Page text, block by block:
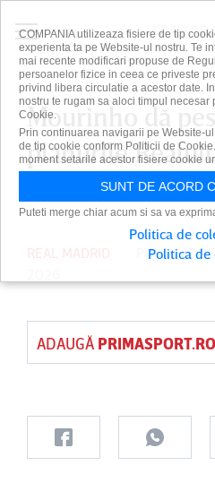
Mourinho dă
planurile
rămân la
PUBLICAT
ADAUGĂ PRIMASPORT.RO
COMPANIA utilizeaza fisiere de tip
experienta ta pe Website-ul nostru. Te
mai recente modificari propuse de
persoanelor fizice in ceea ce priveste
privind libera circulatie a acestor date.
nostru te rugam sa aloci timpul
Cookie.
Prin continuarea navigarii pe Website-
de tip cookie conform Politicii de
moment setarile acestor fisiere cookie
SUNT DE ACORD
Puteti merge chiar acum si sa va
Politica de
Politica